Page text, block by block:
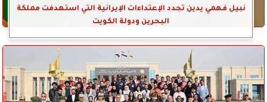
نبيل فهمي يدين تجدد الإعتداءات الإيرانية التي استهدفت مملكة
البحرين ودولة الكويت